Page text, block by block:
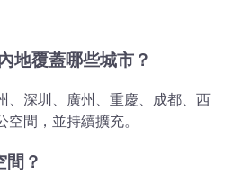
地覆蓋哪些城市？
、深圳、廣州、重慶、成都、西
間，並持續擴充。
間？